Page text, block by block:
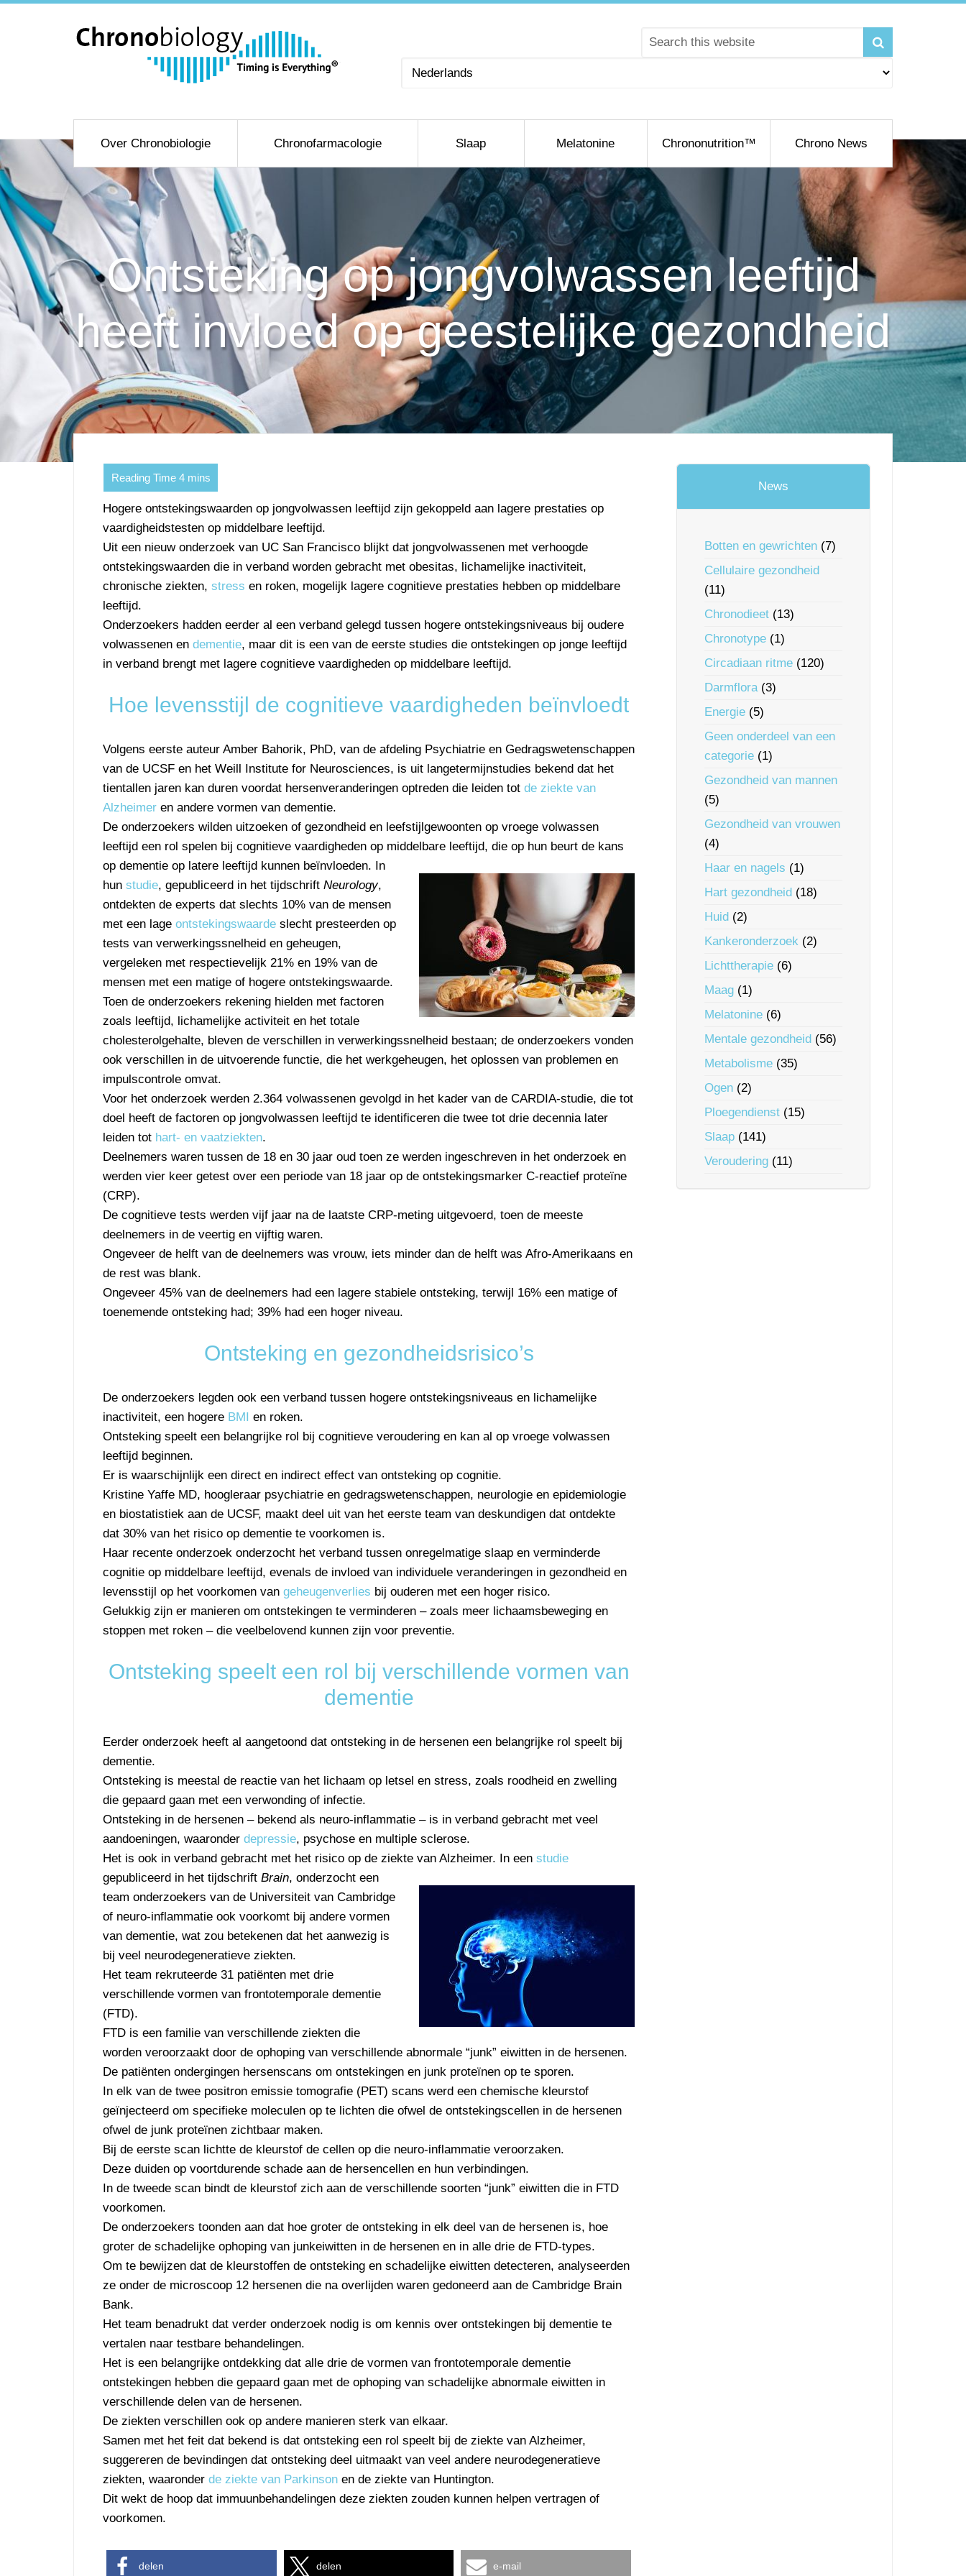
Kies
Over Chronobiologie Chronofarmacologie Slaap Melatonine Chrononutrition™ Chrono News
Ontsteking op jongvolwassen leeftijd
heeft invloed op geestelijke gezondheid
Hogere ontstekingswaarden op jongvolwassen leeftijd zijn gekoppeld aan lagere prestaties op
vaardigheidstesten op middelbare leeftijd.
Uit een nieuw onderzoek van UC San Francisco blijkt dat jongvolwassenen met verhoogde
ontstekingswaarden die in verband worden gebracht met obesitas, lichamelijke inactiviteit,
chronische ziekten, stress en roken, mogelijk lagere cognitieve prestaties hebben op middelbare
leeftijd.
Onderzoekers hadden eerder al een verband gelegd tussen hogere ontstekingsniveaus bij oudere
volwassenen en dementie, maar dit is een van de eerste studies die ontstekingen op jonge leeftijd
in verband brengt met lagere cognitieve vaardigheden op middelbare leeftijd.
Hoe levensstijl de cognitieve vaardigheden beïnvloedt
Volgens eerste auteur Amber Bahorik, PhD, van de afdeling Psychiatrie en Gedragswetenschappen
van de UCSF en het Weill Institute for Neurosciences, is uit langetermijnstudies bekend dat het
tientallen jaren kan duren voordat hersenveranderingen optreden die leiden tot de ziekte van
Alzheimer en andere vormen van dementie.
De onderzoekers wilden uitzoeken of gezondheid en leefstijlgewoonten op vroege volwassen
leeftijd een rol spelen bij cognitieve vaardigheden op middelbare leeftijd, die op hun beurt de kans
op dementie op latere leeftijd kunnen beïnvloeden. In
hun studie, gepubliceerd in het tijdschrift Neurology,
ontdekten de experts dat slechts 10% van de mensen
met een lage ontstekingswaarde slecht presteerden op
tests van verwerkingssnelheid en geheugen,
vergeleken met respectievelijk 21% en 19% van de
mensen met een matige of hogere ontstekingswaarde.
Toen de onderzoekers rekening hielden met factoren
zoals leeftijd, lichamelijke activiteit en het totale
cholesterolgehalte, bleven de verschillen in verwerkingssnelheid bestaan; de onderzoekers vonden
ook verschillen in de uitvoerende functie, die het werkgeheugen, het oplossen van problemen en
impulscontrole omvat.
Voor het onderzoek werden 2.364 volwassenen gevolgd in het kader van de CARDIA-studie, die tot
doel heeft de factoren op jongvolwassen leeftijd te identificeren die twee tot drie decennia later
leiden tot hart- en vaatziekten.
Deelnemers waren tussen de 18 en 30 jaar oud toen ze werden ingeschreven in het onderzoek en
werden vier keer getest over een periode van 18 jaar op de ontstekingsmarker C-reactief proteïne
(CRP).
De cognitieve tests werden vijf jaar na de laatste CRP-meting uitgevoerd, toen de meeste
deelnemers in de veertig en vijftig waren.
Ongeveer de helft van de deelnemers was vrouw, iets minder dan de helft was Afro-Amerikaans en
de rest was blank.
Ongeveer 45% van de deelnemers had een lagere stabiele ontsteking, terwijl 16% een matige of
toenemende ontsteking had; 39% had een hoger niveau.
Ontsteking en gezondheidsrisico’s
De onderzoekers legden ook een verband tussen hogere ontstekingsniveaus en lichamelijke
inactiviteit, een hogere BMI en roken.
Ontsteking speelt een belangrijke rol bij cognitieve veroudering en kan al op vroege volwassen
leeftijd beginnen.
Er is waarschijnlijk een direct en indirect effect van ontsteking op cognitie.
Kristine Yaffe MD, hoogleraar psychiatrie en gedragswetenschappen, neurologie en epidemiologie
en biostatistiek aan de UCSF, maakt deel uit van het eerste team van deskundigen dat ontdekte
dat 30% van het risico op dementie te voorkomen is.
Haar recente onderzoek onderzocht het verband tussen onregelmatige slaap en verminderde
cognitie op middelbare leeftijd, evenals de invloed van individuele veranderingen in gezondheid en
levensstijl op het voorkomen van geheugenverlies bij ouderen met een hoger risico.
Gelukkig zijn er manieren om ontstekingen te verminderen – zoals meer lichaamsbeweging en
stoppen met roken – die veelbelovend kunnen zijn voor preventie.
Ontsteking speelt een rol bij verschillende vormen van
dementie
Eerder onderzoek heeft al aangetoond dat ontsteking in de hersenen een belangrijke rol speelt bij
dementie.
Ontsteking is meestal de reactie van het lichaam op letsel en stress, zoals roodheid en zwelling
die gepaard gaan met een verwonding of infectie.
Ontsteking in de hersenen – bekend als neuro-inflammatie – is in verband gebracht met veel
aandoeningen, waaronder depressie, psychose en multiple sclerose.
Het is ook in verband gebracht met het risico op de ziekte van Alzheimer. In een studie
gepubliceerd in het tijdschrift Brain, onderzocht een
team onderzoekers van de Universiteit van Cambridge
of neuro-inflammatie ook voorkomt bij andere vormen
van dementie, wat zou betekenen dat het aanwezig is
bij veel neurodegeneratieve ziekten.
Het team rekruteerde 31 patiënten met drie
verschillende vormen van frontotemporale dementie
(FTD).
FTD is een familie van verschillende ziekten die
worden veroorzaakt door de ophoping van verschillende abnormale “junk” eiwitten in de hersenen.
De patiënten ondergingen hersenscans om ontstekingen en junk proteïnen op te sporen.
In elk van de twee positron emissie tomografie (PET) scans werd een chemische kleurstof
geïnjecteerd om specifieke moleculen op te lichten die ofwel de ontstekingscellen in de hersenen
ofwel de junk proteïnen zichtbaar maken.
Bij de eerste scan lichtte de kleurstof de cellen op die neuro-inflammatie veroorzaken.
Deze duiden op voortdurende schade aan de hersencellen en hun verbindingen.
In de tweede scan bindt de kleurstof zich aan de verschillende soorten “junk” eiwitten die in FTD
voorkomen.
De onderzoekers toonden aan dat hoe groter de ontsteking in elk deel van de hersenen is, hoe
groter de schadelijke ophoping van junkeiwitten in de hersenen en in alle drie de FTD-types.
Om te bewijzen dat de kleurstoffen de ontsteking en schadelijke eiwitten detecteren, analyseerden
ze onder de microscoop 12 hersenen die na overlijden waren gedoneerd aan de Cambridge Brain
Bank.
Het team benadrukt dat verder onderzoek nodig is om kennis over ontstekingen bij dementie te
vertalen naar testbare behandelingen.
Het is een belangrijke ontdekking dat alle drie de vormen van frontotemporale dementie
ontstekingen hebben die gepaard gaan met de ophoping van schadelijke abnormale eiwitten in
verschillende delen van de hersenen.
De ziekten verschillen ook op andere manieren sterk van elkaar.
Samen met het feit dat bekend is dat ontsteking een rol speelt bij de ziekte van Alzheimer,
suggereren de bevindingen dat ontsteking deel uitmaakt van veel andere neurodegeneratieve
ziekten, waaronder de ziekte van Parkinson en de ziekte van Huntington.
Dit wekt de hoop dat immuunbehandelingen deze ziekten zouden kunnen helpen vertragen of
voorkomen.
delen delen e-mail
News
Botten en gewrichten (7)
Cellulaire gezondheid
(11)
Chronodieet (13)
Chronotype (1)
Circadiaan ritme (120)
Darmflora(3)
Energie (5)
Geen onderdeel van een
categorie (1)
Gezondheid van mannen
(5)
Gezondheid van vrouwen
(4)
Haar en nagels (1)
Hart gezondheid (18)
Huid (2)
Kankeronderzoek (2)
Lichttherapie (6)
Maag (1)
Melatonine (6)
Mentale gezondheid (56)
Metabolisme (35)
Ogen (2)
Ploegendienst (15)
Slaap (141)
Veroudering (11)